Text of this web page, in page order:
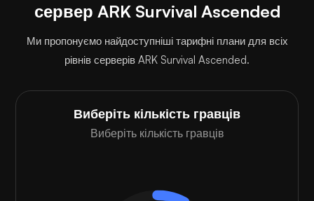
сервер ARK Survival Ascended
Ми пропонуємо найдоступніші тарифні плани для всіх
рівнів серверів ARK Survival Ascended.
Виберіть кількість гравців
Виберіть кількість гравців